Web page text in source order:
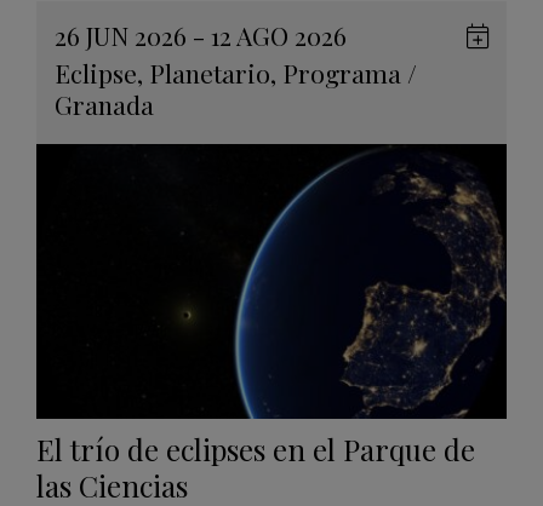
26 JUN 2026 - 12 AGO 2026
Eclipse, Planetario, Programa /
Granada
El trío de eclipses en el Parque de
las Ciencias